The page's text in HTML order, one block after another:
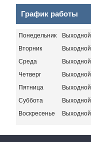
График работы
Понедельник
Выходной
Вторник
Выходной
Среда
Выходной
Четверг
Выходной
Пятница
Выходной
Суббота
Выходной
Воскресенье
Выходной